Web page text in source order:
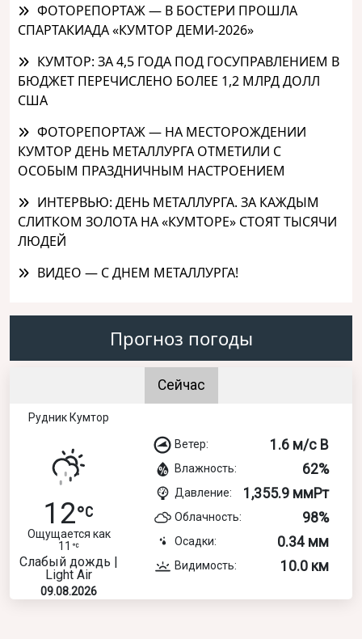
ФОТОРЕПОРТАЖ — В БОСТЕРИ ПРОШЛА
СПАРТАКИАДА «КУМТОР ДЕМИ-2026»
КУМТОР: ЗА 4,5 ГОДА ПОД ГОСУПРАВЛЕНИЕМ В
БЮДЖЕТ ПЕРЕЧИСЛЕНО БОЛЕЕ 1,2 МЛРД ДОЛЛ
США
ФОТОРЕПОРТАЖ — НА МЕСТОРОЖДЕНИИ
КУМТОР ДЕНЬ МЕТАЛЛУРГА ОТМЕТИЛИ С
ОСОБЫМ ПРАЗДНИЧНЫМ НАСТРОЕНИЕМ
ИНТЕРВЬЮ: ДЕНЬ МЕТАЛЛУРГА. ЗА КАЖДЫМ
СЛИТКОМ ЗОЛОТА НА «КУМТОРЕ» СТОЯТ ТЫСЯЧИ
ЛЮДЕЙ
ВИДЕО — С ДНЕМ МЕТАЛЛУРГА!
Прогноз погоды
Сейчас
Рудник Кумтор
12
Ощущается как
11
Слабый дождь |
Light Air
09.08.2026
Ветер: 1.6 м/с В
Влажность: 62%
Давление: 1,355.9 ммРт
Облачность: 98%
Осадки: 0.34 мм
Видимость: 10.0 км